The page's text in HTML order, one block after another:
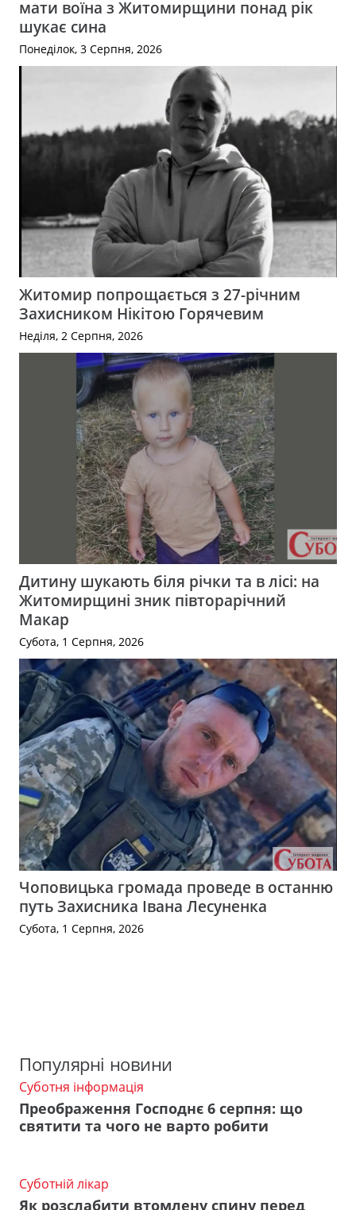
мати воїна з Житомирщини понад рік
шукає сина
Понеділок, 3 Серпня, 2026
Житомир попрощається з 27-річним
Захисником Нікітою Горячевим
Неділя, 2 Серпня, 2026
Дитину шукають біля річки та в лісі: на
Житомирщині зник півторарічний
Макар
Субота, 1 Серпня, 2026
Чоповицька громада проведе в останню
путь Захисника Івана Лесуненка
Субота, 1 Серпня, 2026
Популярні новини
Суботня інформація
Преображення Господнє 6 серпня: що
святити та чого не варто робити
Суботній лікар
Як розслабити втомлену спину перед